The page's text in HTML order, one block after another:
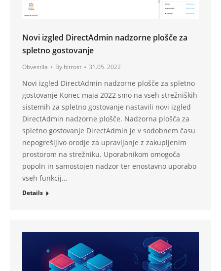
Novi izgled DirectAdmin nadzorne plošče za
spletno gostovanje
Obvestila By hitrost 31.05. 2022
Novi izgled DirectAdmin nadzorne plošče za spletno
gostovanje Konec maja 2022 smo na vseh strežniških
sistemih za spletno gostovanje nastavili novi izgled
DirectAdmin nadzorne plošče. Nadzorna plošča za
spletno gostovanje DirectAdmin je v sodobnem času
nepogrešljivo orodje za upravljanje z zakupljenim
prostorom na strežniku. Uporabnikom omogoča
popoln in samostojen nadzor ter enostavno uporabo
vseh funkcij…
Details